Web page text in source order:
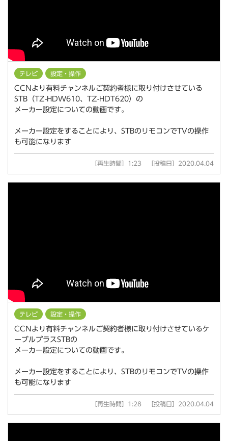
テレビ 設定・操作
CCNより有料チャンネルご契約者様に取り付けさせている
STB（TZ-HDW610、TZ-HDT620）の
メーカー設定についての動画です。
メーカー設定をすることにより、STBのリモコンでTVの操作
も可能になります
［再生時間］1:23 ［投稿日］2020.04.04
テレビ 設定・操作
CCNより有料チャンネルご契約者様に取り付けさせているケ
ーブルプラスSTBの
メーカー設定についての動画です。
メーカー設定をすることにより、STBのリモコンでTVの操作
も可能になります
［再生時間］1:28 ［投稿日］2020.04.04